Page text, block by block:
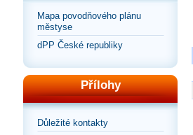
Mapa povodňového plánu
městyse
dPP České republiky
Přílohy
Důležité kontakty